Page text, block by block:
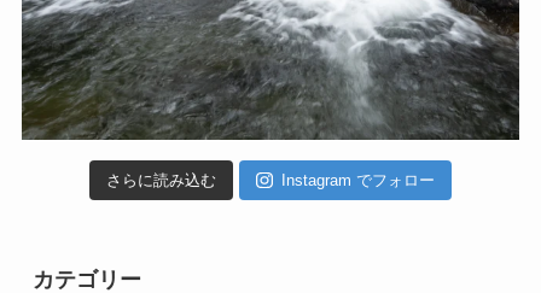
さらに読み込む Instagram でフォロー
カテゴリー